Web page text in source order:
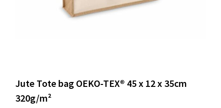
Jute Tote bag OEKO-TEX® 45 x 12 x 35cm
320g/m²